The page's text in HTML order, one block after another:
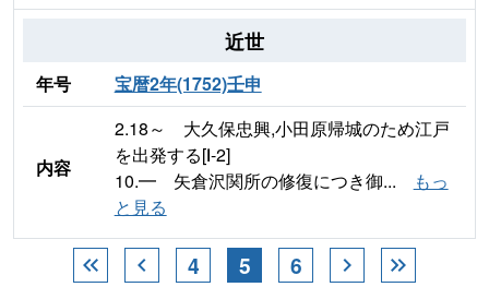
近世
年号 宝暦2年(1752)壬申
内容
2.18～ 大久保忠興,小田原帰城のため江戸
を出発する[Ⅰ-2]
10.━ 矢倉沢関所の修復につき御...
もっ
と見る
keyboard_double_arrow_left chevron_left 4 5 6 chevron_right keyboard_double_arrow_right